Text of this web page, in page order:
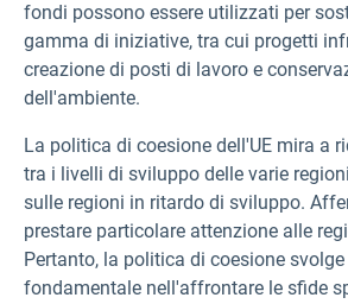
fondi possono essere utilizzati per
gamma di iniziative, tra cui progetti
creazione di posti di lavoro e
dell'ambiente.
La politica di coesione dell'UE mira a
tra i livelli di sviluppo delle varie
sulle regioni in ritardo di sviluppo.
prestare particolare attenzione alle
Pertanto, la politica di coesione
fondamentale nell'affrontare le sfide